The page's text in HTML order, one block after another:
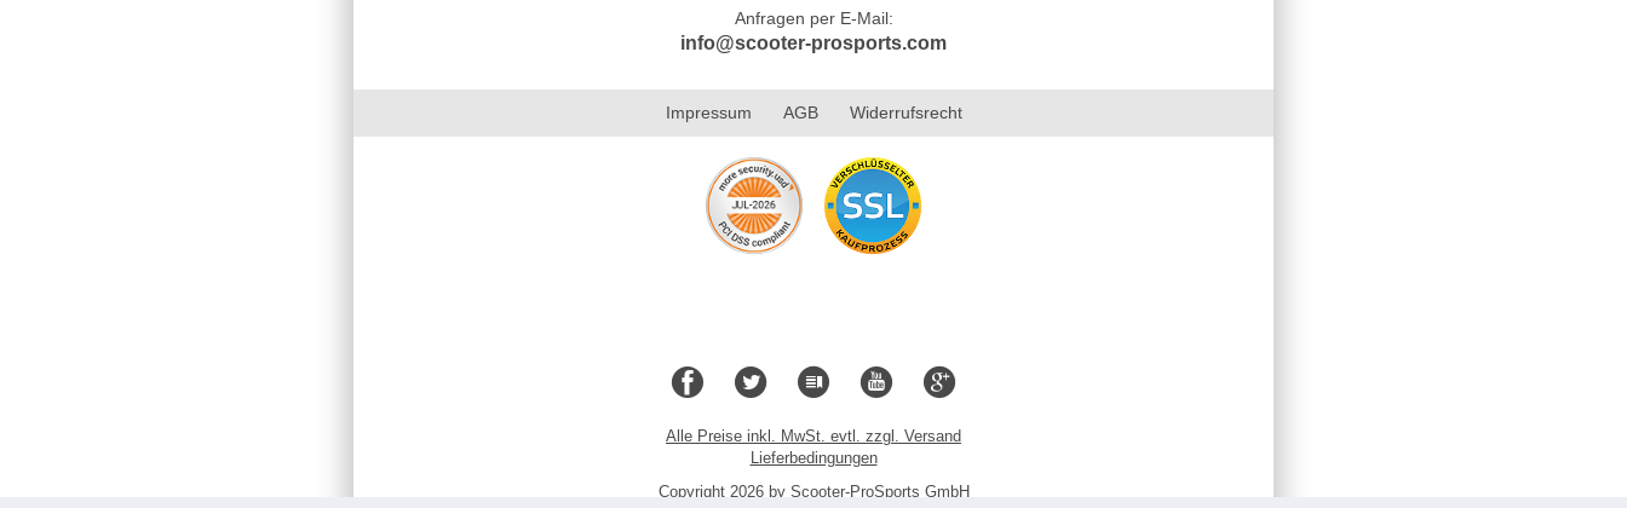
Anfragen per E-Mail:
info@scooter-prosports.com
Impressum AGB Widerrufsrecht
Alle Preise inkl. MwSt. evtl. zzgl. Versand
Lieferbedingungen
Copyright 2026 by Scooter-ProSports GmbH